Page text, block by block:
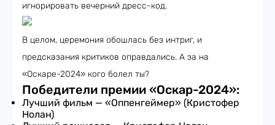
игнорировать вечерний дресс-код.
В целом, церемония обошлась без интриг, и
предсказания критиков оправдались. А за на
«Оскаре-2024» кого болел ты?
Победители премии «Оскар-2024»:
Лучший фильм — «Оппенгеймер» (Кристофер
Нолан)